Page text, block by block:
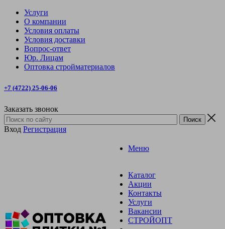
Услуги
О компании
Условия оплаты
Условия доставки
Вопрос-ответ
Юр. Лицам
Оптовка стройматериалов
+7 (4722) 25-06-06
Заказать звонок
Вход Регистрация
Меню
Каталог
Акции
Контакты
Услуги
Вакансии
СТРОЙОПТ